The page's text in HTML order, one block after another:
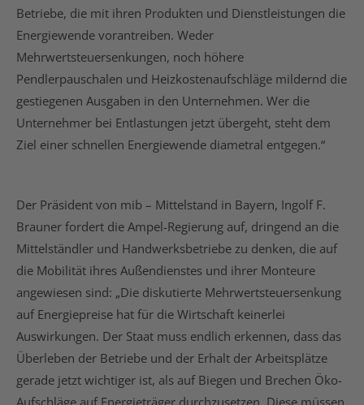
Betriebe, die mit ihren Produkten und Dienstleistungen die
Energiewende vorantreiben. Weder
Mehrwertsteuersenkungen, noch höhere
Pendlerpauschalen und Heizkostenaufschläge mildernd die
gestiegenen Ausgaben in den Unternehmen. Wer die
Unternehmer bei Entlastungen jetzt übergeht, steht dem
Ziel einer schnellen Energiewende diametral entgegen.“
Der Präsident von mib – Mittelstand in Bayern, Ingolf F.
Brauner fordert die Ampel-Regierung auf, dringend an die
Mittelständler und Handwerksbetriebe zu denken, die auf
die Mobilität ihres Außendienstes und ihrer Monteure
angewiesen sind: „Die diskutierte Mehrwertsteuersenkung
auf Energiepreise hat für die Wirtschaft keinerlei
Auswirkungen. Der Staat muss endlich erkennen, dass das
Überleben der Betriebe und der Erhalt der Arbeitsplätze
gerade jetzt wichtiger ist, als auf Biegen und Brechen Öko-
Aufschläge auf Energieträger durchzusetzen. Diese müssen